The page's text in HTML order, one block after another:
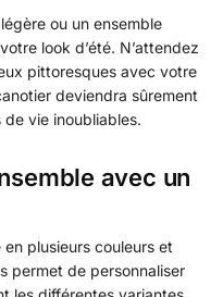
ou un ensemble
look d’été. N’attendez
pittoresques avec votre
deviendra sûrement
vie inoubliables.
avec un
plusieurs couleurs et
permet de personnaliser